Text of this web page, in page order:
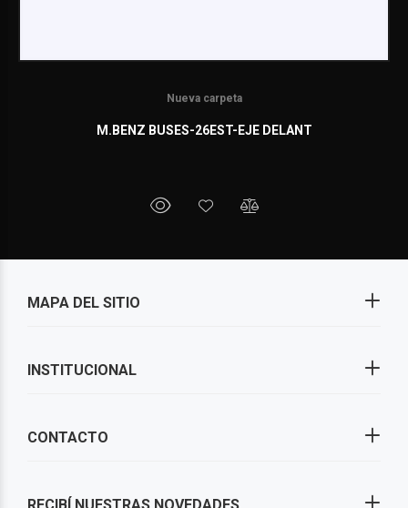
Nueva carpeta
M.BENZ BUSES-26EST-EJE DELANT
MAPA DEL SITIO
INSTITUCIONAL
CONTACTO